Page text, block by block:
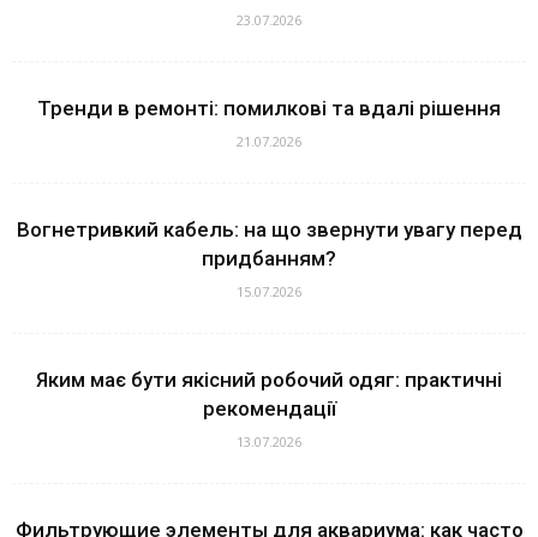
23.07.2026
Тренди в ремонті: помилкові та вдалі рішення
21.07.2026
Вогнетривкий кабель: на що звернути увагу перед
придбанням?
15.07.2026
Яким має бути якісний робочий одяг: практичні
рекомендації
13.07.2026
Фильтрующие элементы для аквариума: как часто